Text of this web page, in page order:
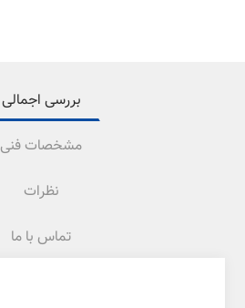
بررسی اجمالی
مشخصات فنی
نظرات
تماس با ما